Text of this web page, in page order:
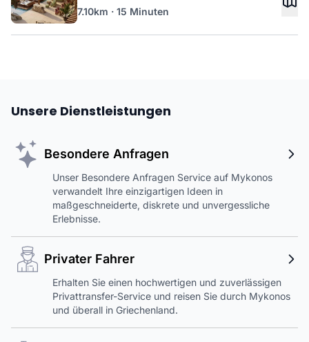
7.10km · 15 Minuten
Unsere Dienstleistungen
Besondere Anfragen
Unser Besondere Anfragen Service auf Mykonos
verwandelt Ihre einzigartigen Ideen in
maßgeschneiderte, diskrete und unvergessliche
Erlebnisse.
Privater Fahrer
Erhalten Sie einen hochwertigen und zuverlässigen
Privattransfer-Service und reisen Sie durch Mykonos
und überall in Griechenland.